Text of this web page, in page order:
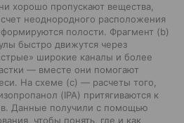
хорошо пропускают вещества,
неоднородного расположения
полости. Фрагмент (b)
быстро движутся через
широкие каналы и более
— вместе они помогают
На схеме (c) — расчеты того,
(IPA) притягиваются к
Данные получили с помощью
чтобы понять, где и как